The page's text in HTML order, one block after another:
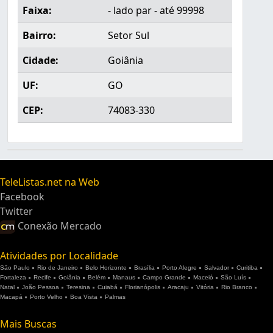
Faixa:
- lado par - até 99998
Bairro:
Setor Sul
Cidade:
Goiânia
UF:
GO
CEP:
74083-330
TeleListas.net na Web
Facebook
Twitter
Conexão Mercado
Atividades por Localidade
São Paulo Rio de Janeiro Belo Horizonte Brasília Porto Alegre Salvador
Curitiba
Fortaleza
Recife Goiânia Belém Manaus Campo Grande Maceió
São Luís
Natal
João Pessoa Teresina Cuiabá Florianópolis Aracaju Vitória
Rio Branco
Macapá
Porto Velho Boa Vista Palmas
Mais Buscas